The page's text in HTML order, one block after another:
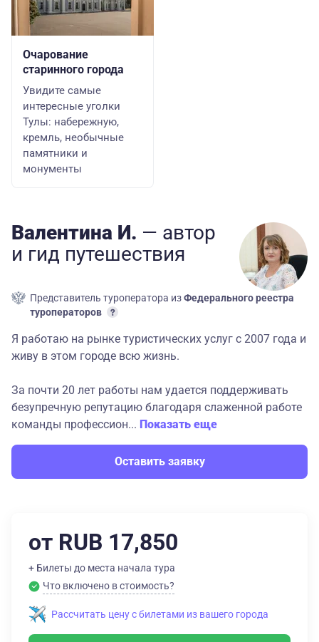
Очарование
старинного города
Увидите самые
интересные уголки
Тулы: набережную,
кремль, необычные
памятники и
монументы
Валентина И. — автор
и гид путешествия
Представитель туроператора изФедерального реестра
туроператоров
Я работаю на рынке туристических услуг с 2007 года и
живу в этом городе всю жизнь.
За почти 20 лет работы нам удается поддерживать
безупречную репутацию благодаря слаженной работе
команды профессион... Показать еще
Оставить заявку
от RUB 17,850
+ Билеты до места начала тура
Что включено в стоимость?
Рассчитать цену с билетами из вашего города